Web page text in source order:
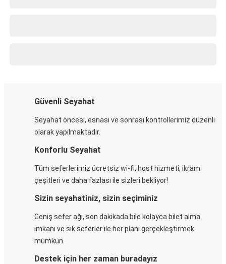
Güvenli Seyahat
Seyahat öncesi, esnası ve sonrası kontrollerimiz düzenli
olarak yapılmaktadır.
Konforlu Seyahat
Tüm seferlerimiz ücretsiz wi-fi, host hizmeti, ikram
çeşitleri ve daha fazlası ile sizleri bekliyor!
Sizin seyahatiniz, sizin seçiminiz
Geniş sefer ağı, son dakikada bile kolayca bilet alma
imkanı ve sık seferler ile her planı gerçekleştirmek
mümkün.
Destek için her zaman buradayız